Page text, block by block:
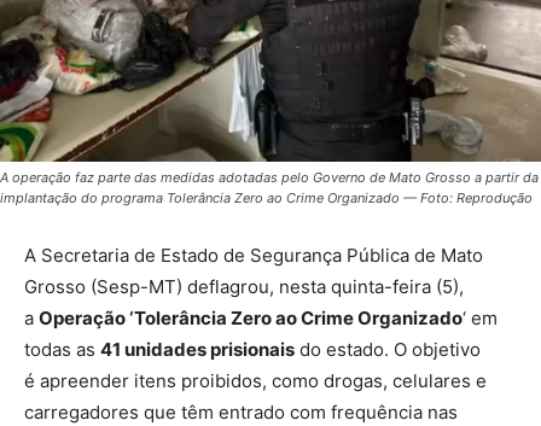
A operação faz parte das medidas adotadas pelo Governo de Mato Grosso a partir da
implantação do programa Tolerância Zero ao Crime Organizado — Foto: Reprodução
A Secretaria de Estado de Segurança Pública de Mato
Grosso (Sesp-MT) deflagrou, nesta quinta-feira (5),
a Operação ‘Tolerância Zero ao Crime Organizado‘ em
todas as 41 unidades prisionais do estado. O objetivo
é apreender itens proibidos, como drogas, celulares e
carregadores que têm entrado com frequência nas